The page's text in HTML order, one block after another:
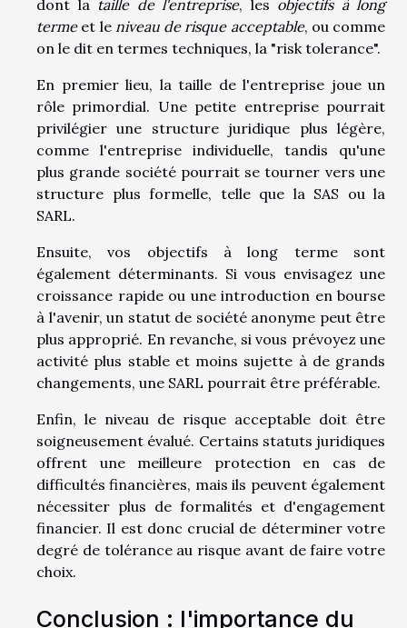
dont la taille de l'entreprise, les objectifs à long
termeet le niveau de risque acceptable, ou comme
on le dit en termes techniques, la "risk tolerance".
En premier lieu, la taille de l'entreprise joue un
rôle primordial. Une petite entreprise pourrait
privilégier une structure juridique plus légère,
comme l'entreprise individuelle, tandis qu'une
plus grande société pourrait se tourner vers une
structure plus formelle, telle que la SAS ou la
SARL.
Ensuite, vos objectifs à long terme sont
également déterminants. Si vous envisagez une
croissance rapide ou une introduction en bourse
à l'avenir, un statut de société anonyme peut être
plus approprié. En revanche, si vous prévoyez une
activité plus stable et moins sujette à de grands
changements, une SARL pourrait être préférable.
Enfin, le niveau de risque acceptable doit être
soigneusement évalué. Certains statuts juridiques
offrent une meilleure protection en cas de
difficultés financières, mais ils peuvent également
nécessiter plus de formalités et d'engagement
financier. Il est donc crucial de déterminer votre
degré de tolérance au risque avant de faire votre
choix.
Conclusion : l'importance du